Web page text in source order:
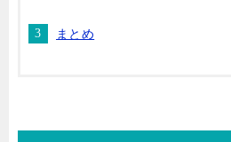
まとめ